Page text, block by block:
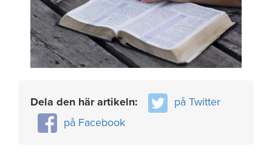
Dela den här artikeln:
på Twitter
på Facebook